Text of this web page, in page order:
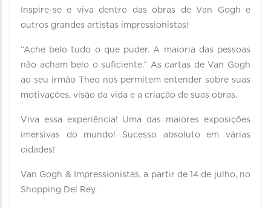
Inspire-se e viva dentro das obras de Van Gogh e
outros grandes artistas impressionistas!
“Ache belo tudo o que puder. A maioria das pessoas
não acham belo o suficiente.” As cartas de Van Gogh
ao seu irmão Theo nos permitem entender sobre suas
motivações, visão da vida e a criação de suas obras.
Viva essa experiência! Uma das maiores exposições
imersivas do mundo! Sucesso absoluto em várias
cidades!
Van Gogh & Impressionistas, a partir de 14 de julho, no
Shopping Del Rey.